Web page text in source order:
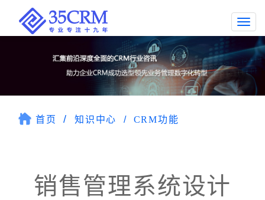
首页 知识中心 CRM功能
销售管理系统设计